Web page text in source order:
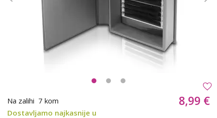
Na zalihi 7 kom
Dostavljamo najkasnije u
8,99 €